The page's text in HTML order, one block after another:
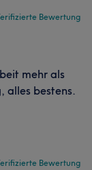
Bewertung
mehr als
alles bestens.
Bewertung